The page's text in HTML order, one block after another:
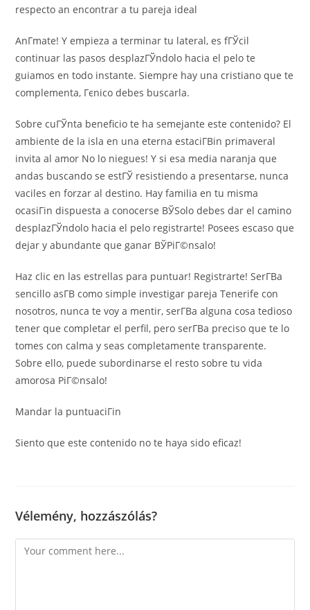
respecto an encontrar a tu pareja ideal
AnГ­mate! Y empieza a terminar tu lateral, es fГЎcil
continuar las pasos desplazГЎndolo hacia el pelo te
guiamos en todo instante. Siempre hay una cristiano que te
complementa, Гєnico debes buscarla.
Sobre cuГЎnta beneficio te ha semejante este contenido? El
ambiente de la isla en una eterna estaciГ­Віn primaveral
invita al amor No lo niegues! Y si esa media naranja que
andas buscando se estГЎ resistiendo a presentarse, nunca
vaciles en forzar al destino. Hay familia en tu misma
ocasiГіn dispuesta a conocerse ВЎSolo debes dar el camino
desplazГЎndolo hacia el pelo registrarte! Posees escaso que
dejar y abundante que ganar ВЎPiГ©nsalo!
Haz clic en las estrellas para puntuar! Registrarte! SerГ­В­a
sencillo asГ­В­ como simple investigar pareja Tenerife con
nosotros, nunca te voy a mentir, serГ­В­a alguna cosa tedioso
tener que completar el perfil, pero serГ­В­a preciso que te lo
tomes con calma y seas completamente transparente.
Sobre ello, puede subordinarse el resto sobre tu vida
amorosa PiГ©nsalo!
Mandar la puntuaciГіn
Siento que este contenido no te haya sido eficaz!
Vélemény, hozzászólás?
Comment